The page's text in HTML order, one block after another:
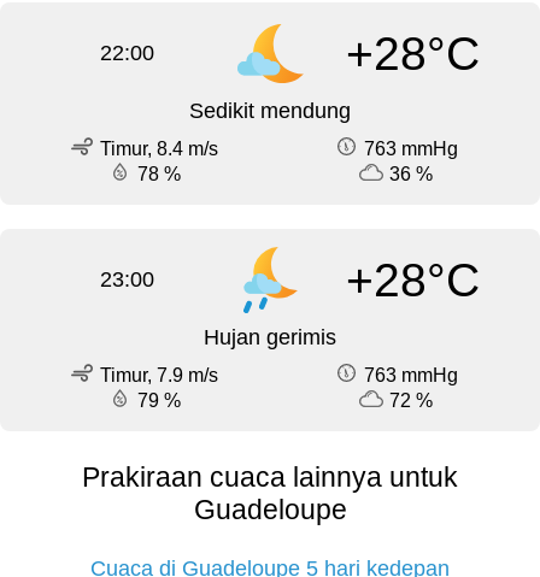
22:00 +28°C
Sedikit mendung
Timur, 8.4 m/s
763 mmHg
78 %
36 %
23:00 +28°C
Hujan gerimis
Timur, 7.9 m/s
763 mmHg
79 %
72 %
Prakiraan cuaca lainnya untuk
Guadeloupe
Cuaca di Guadeloupe 5 hari kedepan